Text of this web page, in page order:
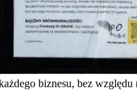
biznesu, bez